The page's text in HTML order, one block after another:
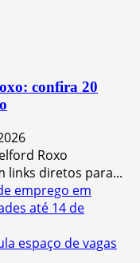
confira 20
Roxo
links diretos para...
emprego em
até 14 de
espaço de vagas